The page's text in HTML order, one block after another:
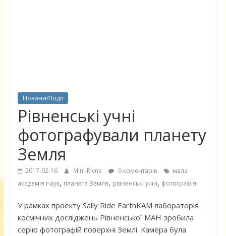
Новини/Події
Рівненські учні
фотографували планету
Земля
2017-02-16 Mini-Rivne 0 коментарів
мала
академія наук, планета Земля, рівненські учні, фотографія
У рамках проекту Sally Ride EarthKAM лабораторія
космічних досліджень Рівненської МАН зробила
серію фотографій поверхні Землі. Камера була